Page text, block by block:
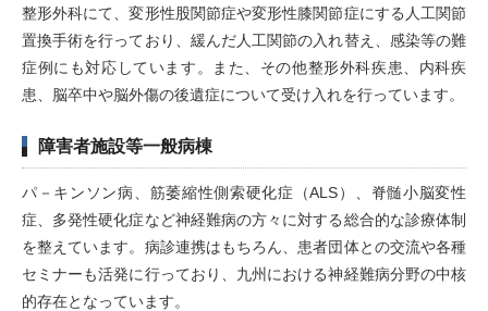
整形外科にて、変形性股関節症や変形性膝関節症にする人工関節
置換手術を行っており、緩んだ人工関節の入れ替え、感染等の難
症例にも対応しています。また、その他整形外科疾患、内科疾
患、脳卒中や脳外傷の後遺症について受け入れを行っています。
障害者施設等一般病棟
パ－キンソン病、筋萎縮性側索硬化症（ALS）、脊髄小脳変性
症、多発性硬化症など神経難病の方々に対する総合的な診療体制
を整えています。病診連携はもちろん、患者団体との交流や各種
セミナーも活発に行っており、九州における神経難病分野の中核
的存在となっています。